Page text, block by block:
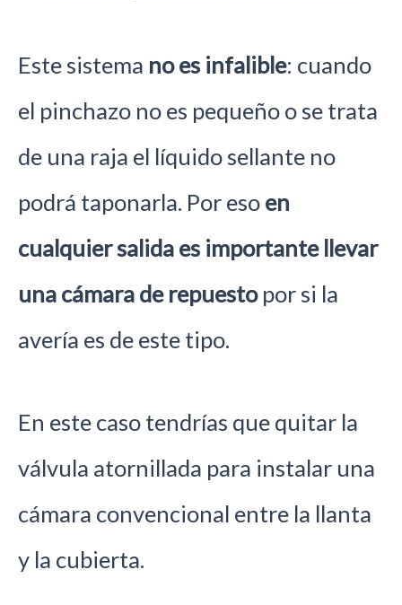
Este sistema no es infalible: cuando
el pinchazo no es pequeño o se trata
de una raja el líquido sellante no
podrá taponarla. Por eso en
cualquier salida es importante llevar
una cámara de repuestopor si la
avería es de este tipo.
En este caso tendrías que quitar la
válvula atornillada para instalar una
cámara convencional entre la llanta
y la cubierta.